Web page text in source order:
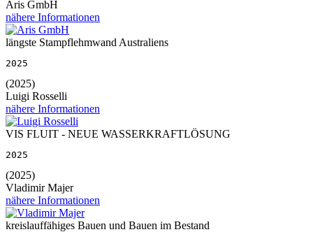
Aris GmbH
nähere Informationen
längste Stampflehmwand Australiens
2025
(2025)
Luigi Rosselli
nähere Informationen
VIS FLUIT - NEUE WASSERKRAFTLÖSUNG
2025
(2025)
Vladimir Majer
nähere Informationen
kreislauffähiges Bauen und Bauen im Bestand